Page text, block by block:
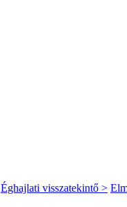
Éghajlati visszatekintő >